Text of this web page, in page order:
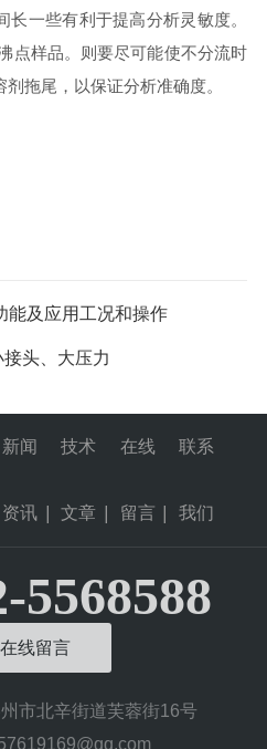
一些有利于提高分析灵敏度。
点样品。则要尽可能使不分流时
拖尾，以保证分析准确度。
能及应用工况和操作
头、大压力
新闻
资讯
技术
文章
在线
留言
联系
我们
5568588
在线留言
市北辛街道芙蓉街16号